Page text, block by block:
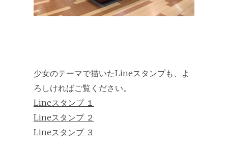
少女のテーマで描いたLineスタンプも、よ
ろしければご覧ください。
Lineスタンプ １
Lineスタンプ ２
Lineスタンプ ３